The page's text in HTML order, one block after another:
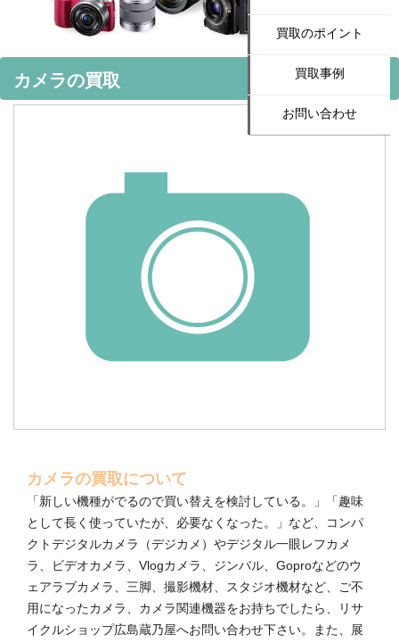
買取のポイント
買取事例
お問い合わせ
カメラの買取
カメラの買取について
「新しい機種がでるので買い替えを検討している。」「趣味
として長く使っていたが、必要なくなった。」など、コンパ
クトデジタルカメラ（デジカメ）やデジタル一眼レフカメ
ラ、ビデオカメラ、Vlogカメラ、ジンバル、Goproなどのウ
ェアラブカメラ、三脚、撮影機材、スタジオ機材など、ご不
用になったカメラ、カメラ関連機器をお持ちでしたら、リサ
イクルショップ広島蔵乃屋へお問い合わせ下さい。また、展